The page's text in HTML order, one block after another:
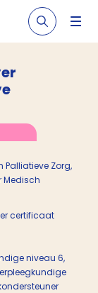
Palliatieve Zorg,
Medisch
certificaat
niveau 6,